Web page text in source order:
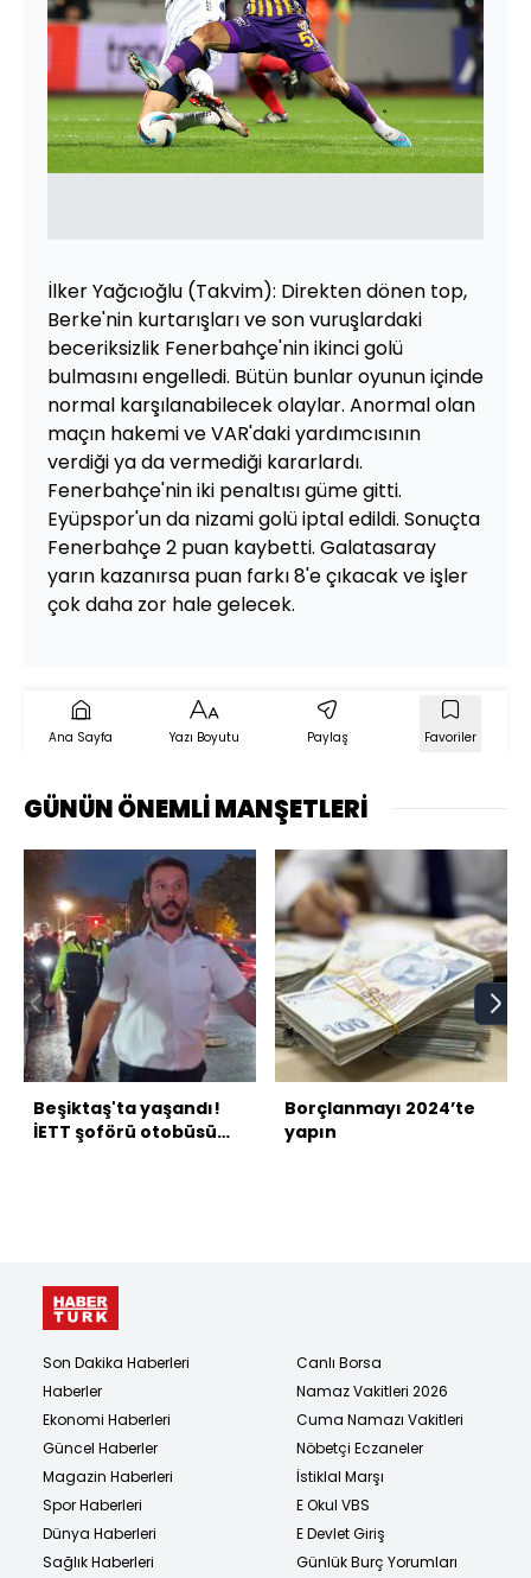
İlker Yağcıoğlu (Takvim): Direkten dönen top,
Berke'nin kurtarışları ve son vuruşlardaki
beceriksizlik Fenerbahçe'nin ikinci golü
bulmasını engelledi. Bütün bunlar oyunun içinde
normal karşılanabilecek olaylar. Anormal olan
maçın hakemi ve VAR'daki yardımcısının
verdiği ya da vermediği kararlardı.
Fenerbahçe'nin iki penaltısı güme gitti.
Eyüpspor'un da nizami golü iptal edildi. Sonuçta
Fenerbahçe 2 puan kaybetti. Galatasaray
yarın kazanırsa puan farkı 8'e çıkacak ve işler
çok daha zor hale gelecek.
Ana Sayfa Yazı Boyutu Paylaş Favoriler
GÜNÜN ÖNEMLİ MANŞETLERİ
Beşiktaş'ta yaşandı!
İETT şoförü otobüsü
Borçlanmayı 2024’te
yapın
Son Dakika Haberleri
Haberler
Ekonomi Haberleri
Güncel Haberler
Magazin Haberleri
Spor Haberleri
Dünya Haberleri
Sağlık Haberleri
Canlı Borsa
Namaz Vakitleri 2026
Cuma Namazı Vakitleri
Nöbetçi Eczaneler
İstiklal Marşı
E Okul VBS
E Devlet Giriş
Günlük Burç Yorumları